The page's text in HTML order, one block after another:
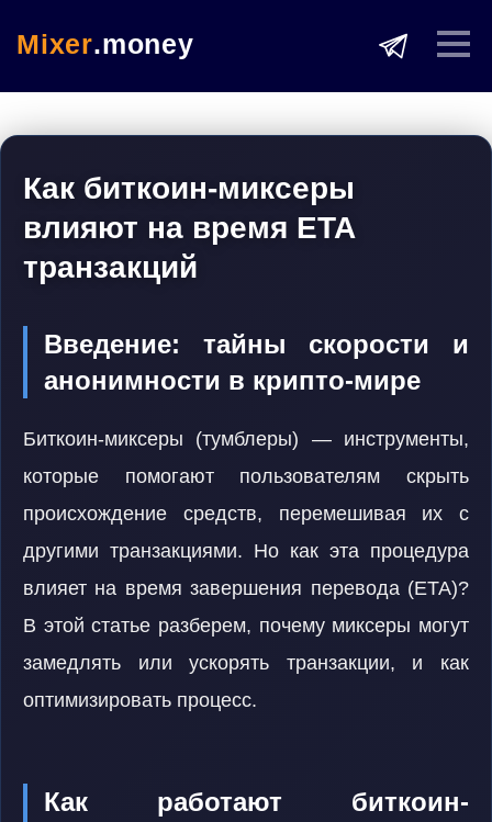
Mixer.money
Как биткоин-миксеры
влияют на время ETA
транзакций
Введение: тайны скорости и
анонимности в крипто-мире
Биткоин-миксеры (тумблеры) — инструменты,
которые помогают пользователям скрыть
происхождение средств, перемешивая их с
другими транзакциями. Но как эта процедура
влияет на время завершения перевода (ETA)?
В этой статье разберем, почему миксеры могут
замедлять или ускорять транзакции, и как
оптимизировать процесс.
Как работают биткоин-